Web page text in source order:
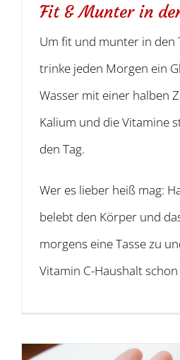
Fit & Munter in
Um fit und munter in den
trinke jeden Morgen ein
Wasser mit einer halben
Kalium und die Vitamine
den Tag.
Wer es lieber heiß mag:
belebt den Körper und
morgens eine Tasse zu
Vitamin C-Haushalt